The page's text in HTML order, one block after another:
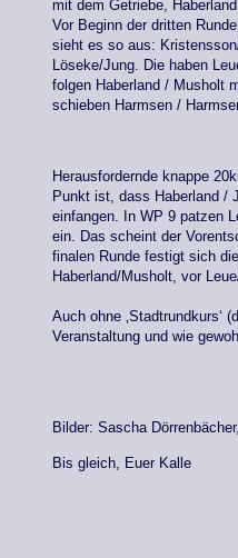
mit dem Getriebe,
Vor Beginn der dritten
sieht es so aus:
Löseke/Jung. Die haben
folgen Haberland / Musholt
schieben Harmsen /
Herausfordernde knappe
Punkt ist, dass Haberland /
einfangen. In WP 9 patzen
ein. Das scheint der
finalen Runde festigt sich
Haberland/Musholt, vor
Auch ohne ‚Stadtrundkurs‘
Veranstaltung und wie
Bilder: Sascha
Bis gleich, Euer Kalle